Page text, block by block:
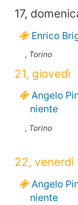
17,
Enrico
, Torino
21, giovedì
Angelo
niente
, Torino
22, venerdì
Angelo
niente